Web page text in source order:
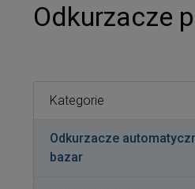
Odkurzacze
Kategorie
Odkurzacze
bazar